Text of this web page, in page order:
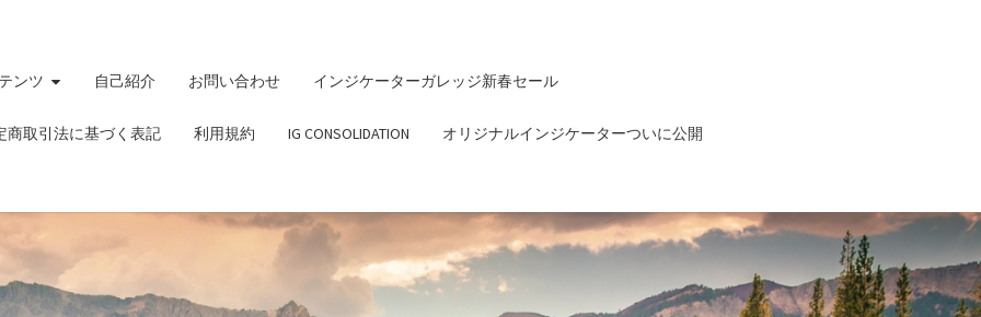
ンツ 自己紹介 お問い合わせ インジケーターガレッジ新春セール
商取引法に基づく表記 利用規約 IG CONSOLIDATION オリジナルインジケーターついに公開